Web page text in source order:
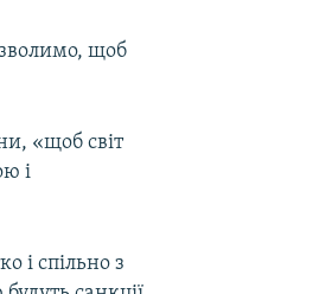
щоб
«щоб світ
і
і спільно з